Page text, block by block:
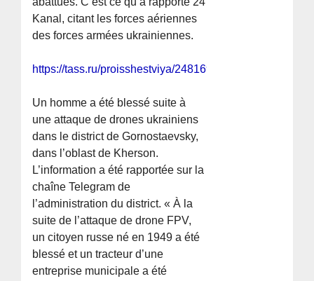
Kanal, citant les forces aériennes
des forces armées ukrainiennes.
https://tass.ru/proisshestviya/24816923
Un homme a été blessé suite à
une attaque de drones ukrainiens
dans le district de Gornostaevsky,
dans l’oblast de Kherson.
L’information a été rapportée sur la
chaîne Telegram de
l’administration du district. « À la
suite de l’attaque de drone FPV,
un citoyen russe né en 1949 a été
blessé et un tracteur d’une
entreprise municipale a été